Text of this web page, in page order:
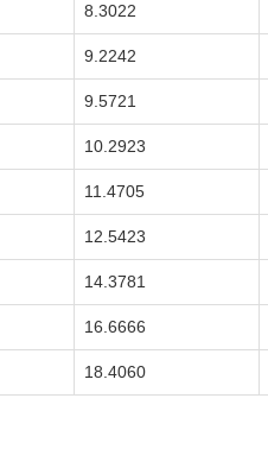
8.3022
9.2242
9.5721
10.2923
11.4705
12.5423
14.3781
16.6666
18.4060